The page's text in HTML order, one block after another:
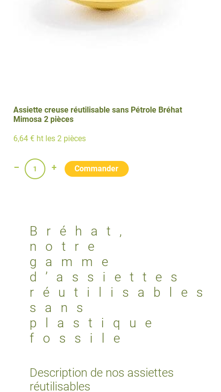
Bréhat,
notre
gamme
d’assiettes
réutilisables
sans
plastique
fossile
Description de nos assiettes
réutilisables
Assiette creuse réutilisable sans Pétrole Bréhat
Mimosa 2 pièces
6,64 € ht les 2 pièces
quantité
Pétrole
Bréhat
Mimosa
pièces